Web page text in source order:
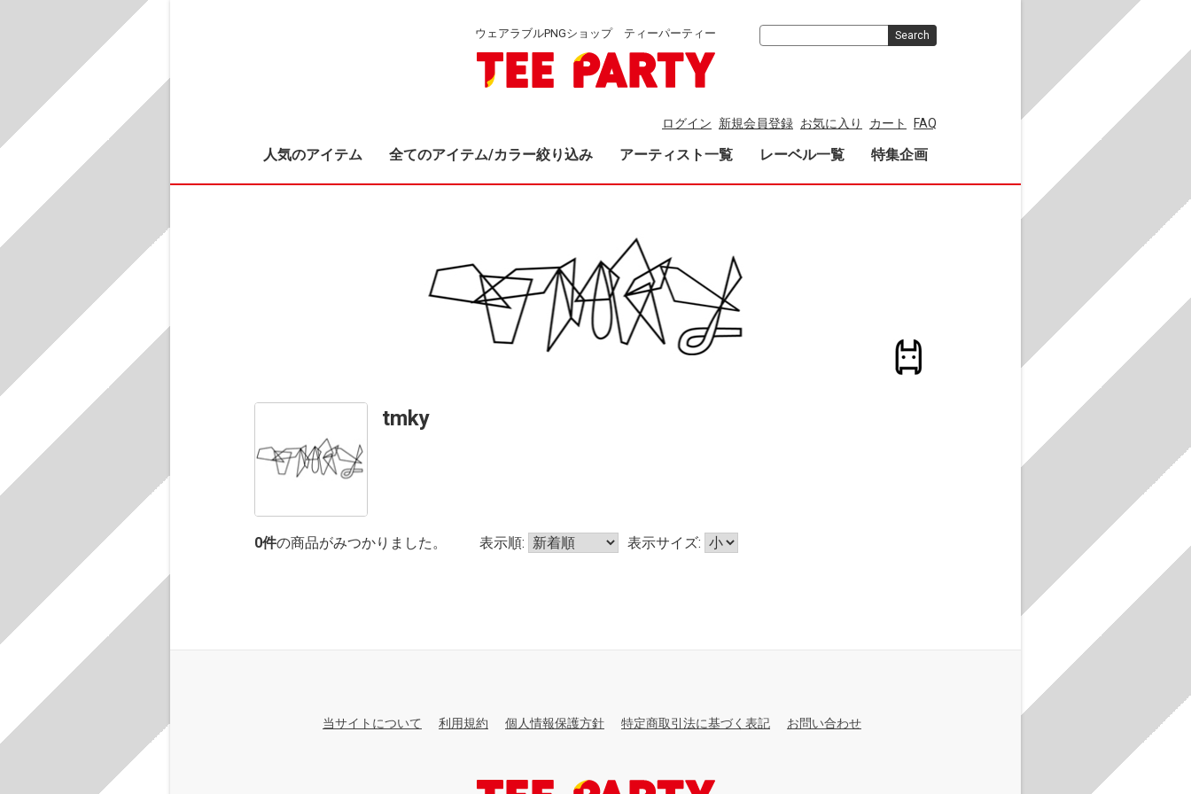
ウェアラブルPNGショップ ティーパーティー
ログイン 新規会員登録 お気に入り カート FAQ
人気のアイテム 全てのアイテム/カラー絞り込み アーティスト一覧 レーベル一覧 特集企画
Search
tmky
0件の商品がみつかりました。 表示順: 表示サイズ:
当サイトについて 利用規約 個人情報保護方針 特定商取引法に基づく表記 お問い合わせ